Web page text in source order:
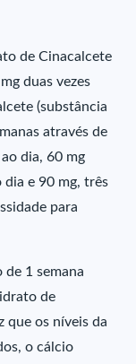
de Cinacalcete
duas vezes
(substância
através de
dia, 60 mg
dia e 90 mg, três
para
1 semana
de
que os níveis da
o cálcio